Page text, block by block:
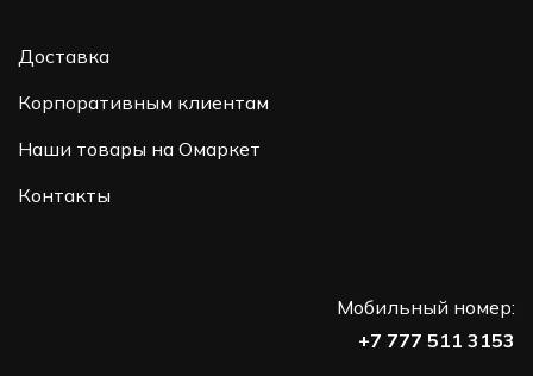
Доставка
Корпоративным клиентам
Наши товары на Омаркет
Контакты
Мобильный номер:
+7 777 511 3153